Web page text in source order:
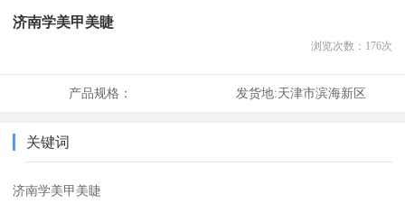
济南学美甲美睫
浏览次数： 176次
产品规格： 发货地:天津市滨海新区
关键词
济南学美甲美睫